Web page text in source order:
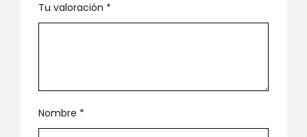
Tu valoración *
Nombre *